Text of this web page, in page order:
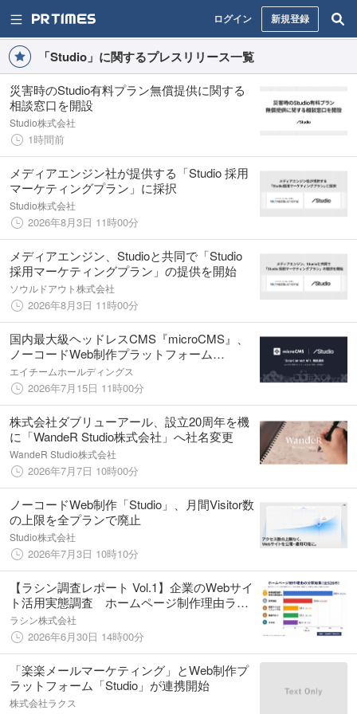
ログイン 新規登録
「Studio」に関するプレスリリース一覧
災害時のStudio有料プラン無償提供に関する
相談窓口を開設
Studio株式会社
1時間前
メディアエンジン社が提供する「Studio 採用
マーケティングプラン」に採択
Studio株式会社
2026年8月3日 11時00分
メディアエンジン、Studioと共同で「Studio
採用マーケティングプラン」の提供を開始
ソウルドアウト株式会社
2026年8月3日 11時00分
国内最大級ヘッドレスCMS『microCMS』、
ノーコードWeb制作プラットフォーム
「Studio」と機能連携！
エイチームホールディングス
2026年7月15日 11時00分
株式会社ダブリューアール、設立20周年を機
に「WandeR Studio株式会社」へ社名変更
WandeR Studio株式会社
2026年7月7日 10時00分
ノーコードWeb制作「Studio」、月間Visitor数
の上限を全プランで廃止
Studio株式会社
2026年7月3日 10時10分
【ラシン調査レポート Vol.1】企業のWebサイ
ト活用実態調査 ホームページ制作理由ラン
キングを公開 最多は「新規顧客獲得・認知
拡大」、採用強化も2位にランクイン
ラシン株式会社
2026年6月30日 14時00分
「楽楽メールマーケティング」とWeb制作プ
ラットフォーム「Studio」が連携開始
株式会社ラクス